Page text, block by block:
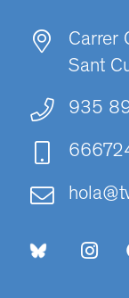
Carrer
Sant
935